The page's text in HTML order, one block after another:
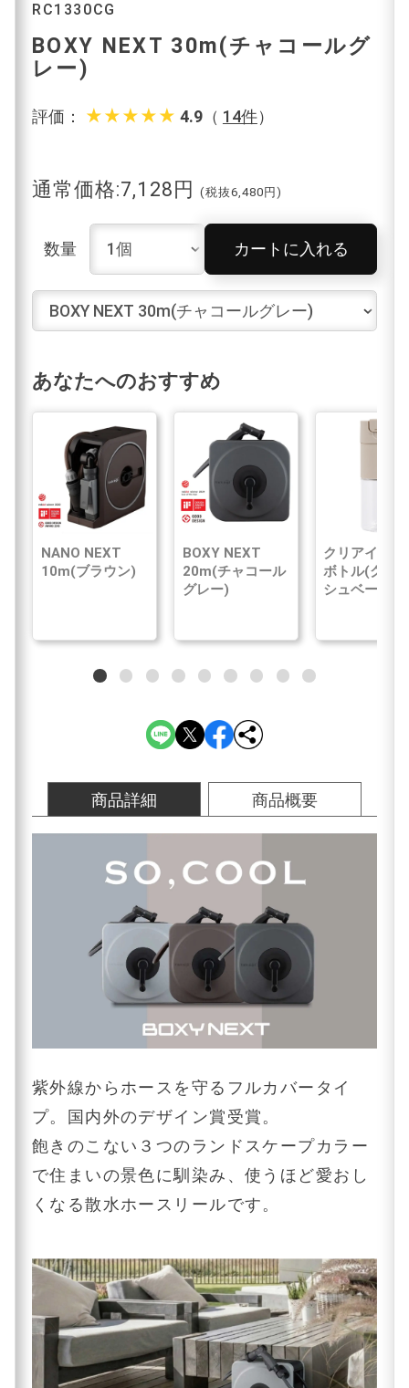
RC1330CG
BOXY NEXT 30m(チャコールグ
レー)
評価： star_rate star_rate star_rate star_rate star_rate 4.9（ 14件）
通常価格:7,128円 (税抜6,480円)
数量 カートに入れる
あなたへのおすすめ
NANO NEXT
10m(ブラウン)
BOXY NEXT
20m(チャコール
グレー)
クリアイン浄
ボトル(グレ
シュベージ
商品詳細 商品概要
紫外線からホースを守るフルカバータイ
プ。国内外のデザイン賞受賞。
飽きのこない３つのランドスケープカラー
で住まいの景色に馴染み、使うほど愛おし
くなる散水ホースリールです。